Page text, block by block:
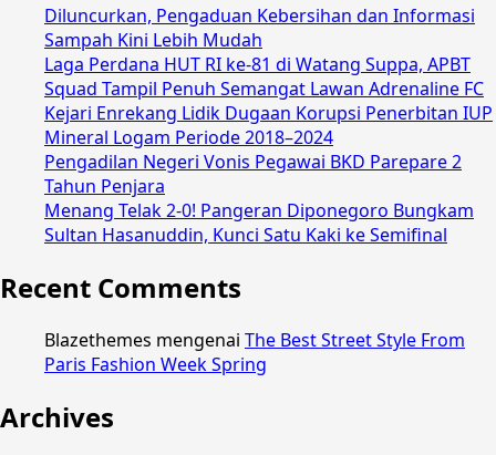
Diluncurkan, Pengaduan Kebersihan dan Informasi
Sampah Kini Lebih Mudah
Laga Perdana HUT RI ke-81 di Watang Suppa, APBT
Squad Tampil Penuh Semangat Lawan Adrenaline FC
Kejari Enrekang Lidik Dugaan Korupsi Penerbitan IUP
Mineral Logam Periode 2018–2024
Pengadilan Negeri Vonis Pegawai BKD Parepare 2
Tahun Penjara
Menang Telak 2-0! Pangeran Diponegoro Bungkam
Sultan Hasanuddin, Kunci Satu Kaki ke Semifinal
Recent Comments
Blazethemes mengenai The Best Street Style From
Paris Fashion Week Spring
Archives